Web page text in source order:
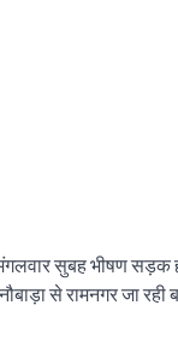
सुबह भीषण सड़क
से रामनगर जा